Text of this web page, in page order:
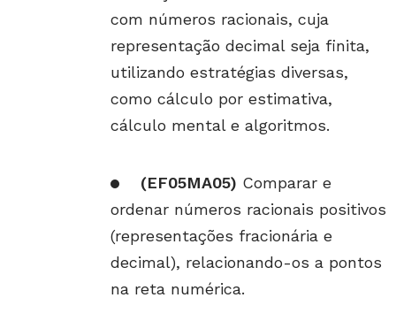
com números racionais, cuja
representação decimal seja finita,
utilizando estratégias diversas,
como cálculo por estimativa,
cálculo mental e algoritmos.
(EF05MA05) Comparar e
ordenar números racionais positivos
(representações fracionária e
decimal), relacionando-os a pontos
na reta numérica.